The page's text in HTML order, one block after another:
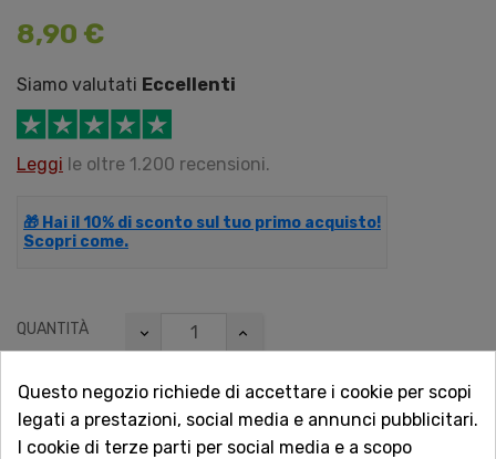
8,90 €
Siamo valutati Eccellenti
Leggi le oltre 1.200 recensioni.
🎁 Hai il 10% di sconto sul tuo primo acquisto!
Scopri come.
QUANTITÀ
AGGIUNGI AL CARRELLO
Questo negozio richiede di accettare i cookie per scopi
legati a prestazioni, social media e annunci pubblicitari.
I cookie di terze parti per social media e a scopo